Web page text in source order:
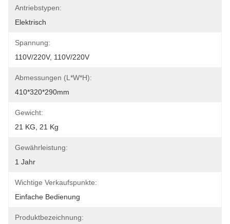
Antriebstypen:
Elektrisch
Spannung:
110V/220V, 110V/220V
Abmessungen (L*W*H):
410*320*290mm
Gewicht:
21 KG, 21 Kg
Gewährleistung:
1 Jahr
Wichtige Verkaufspunkte:
Einfache Bedienung
Produktbezeichnung: